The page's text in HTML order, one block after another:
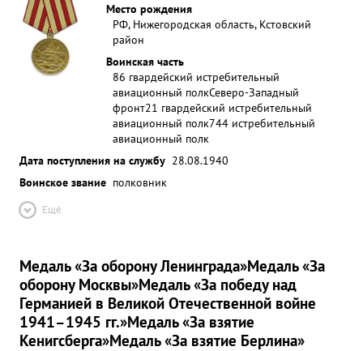
Место рождения
РФ, Нижегородская область, Кстовский
район
Воинская часть
86 гвардейский истребительный
авиационный полкСеверо-Западный
фронт21 гвардейский истребительный
авиационный полк744 истребительный
авиационный полк
Дата поступления на службу 28.08.1940
Воинское звание полковник
Ещё
Медаль «За оборону Ленинграда»Медаль «За
оборону Москвы»Медаль «За победу над
Германией в Великой Отечественной войне
1941–1945 гг.»Медаль «За взятие
Кенигсберга»Медаль «За взятие Берлина»